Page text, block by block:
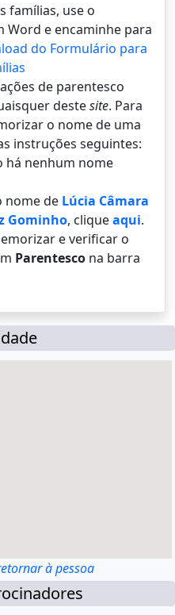
famílias, use o
e encaminhe para
do Formulário para
de parentesco
destesite. Para
o nome de uma
instruções seguintes:
há nenhum nome
nome de Lúcia Câmara
Gominho, cliqueaqui.
e verificar o
Parentesco na barra
à pessoa